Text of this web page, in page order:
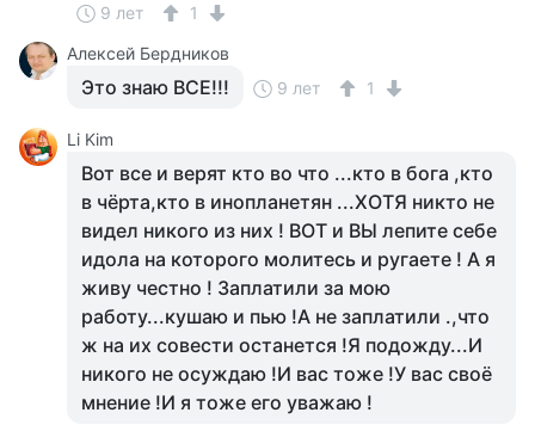
9 лет
1
Алексей Бердников
Это знаю ВСЕ!!! 9 лет 1
Li Kim
Вот все и верят кто во что ...кто в бога ,кто
в чёрта,кто в инопланетян ...ХОТЯ никто не
видел никого из них ! ВОТ и ВЫ лепите себе
идола на которого молитесь и ругаете ! А я
живу честно ! Заплатили за мою
работу...кушаю и пью !А не заплатили .,что
ж на их совести останется !Я подожду...И
никого не осуждаю !И вас тоже !У вас своё
мнение !И я тоже его уважаю !